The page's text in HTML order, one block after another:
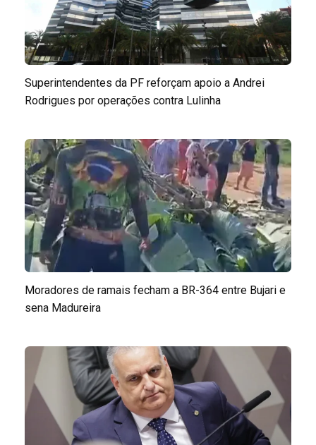
Superintendentes da PF reforçam apoio a Andrei
Rodrigues por operações contra Lulinha
Moradores de ramais fecham a BR-364 entre Bujari e
sena Madureira